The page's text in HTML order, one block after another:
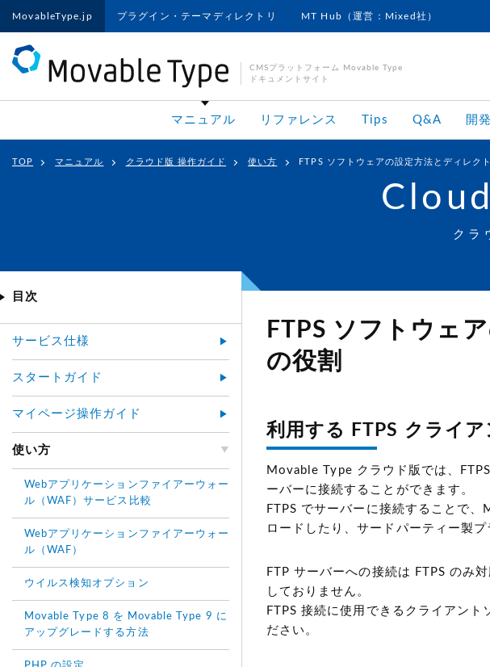
MovableType.jp プラグイン・テーマディレクトリ MT Hub（運営：Mixed社）
CMSプラットフォーム Movable Type
ドキュメントサイト
マニュアル リファレンス Tips Q&A 開
TOP マニュアル クラウド版 操作ガイド 使い方 FTPS ソフトウェアの設定方法とディレク
クラ
FTPS ソフトウェ
の役割
利用する FTPS クライ
Movable Type クラウド版では、
ーバーに接続することができます。
FTPS でサーバーに接続することで
ロードしたり、サードパーティー製
FTP サーバーへの接続は FTPS のみ
しておりません。
FTPS 接続に使用できるクライアン
ださい。
目次
サービス仕様
スタートガイド
マイページ操作ガイド
使い方
Webアプリケーションファイアーウォー
ル（WAF）サービス比較
Webアプリケーションファイアーウォー
ル（WAF）
ウイルス検知オプション
Movable Type 8 を Movable Type 9 に
アップグレードする方法